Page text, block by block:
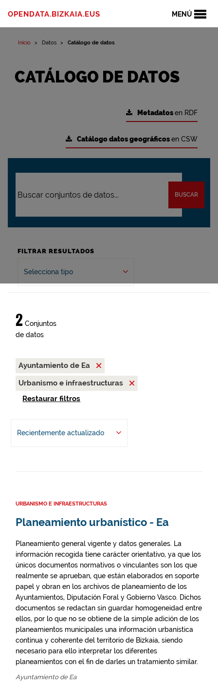
MENÚ
OPENDATA.BIZKAIA.EUS
Inicio Datos Catálogo de datos
CATÁLOGO DE DATOS
Metadatosen RDF
Catálogo datos geográficosen CSW
BUSCAR
FILTRAR RESULTADOS
Selecciona tipo
2 Conjuntos
de datos
Ayuntamiento de Ea
Urbanismo e infraestructuras
Restaurar filtros
Recientemente actualizado
URBANISMO E INFRAESTRUCTURAS
Planeamiento urbanístico - Ea
Planeamiento general vigente y datos generales. La
información recogida tiene carácter orientativo, ya que los
únicos documentos normativos o vinculantes son los que
realmente se aprueban, que están elaborados en soporte
papel y obran en los archivos de planeamiento de los
Ayuntamientos, Diputación Foral y Gobierno Vasco. Dichos
documentos se redactan sin guardar homogeneidad entre
ellos, por lo que no se obtiene de la simple adición de los
planeamientos municipales una información urbanística
continua y coherente del territorio de Bizkaia, siendo
necesario para ello interpretar los diferentes
planeamientos con el fin de darles un tratamiento similar.
Ayuntamiento de Ea